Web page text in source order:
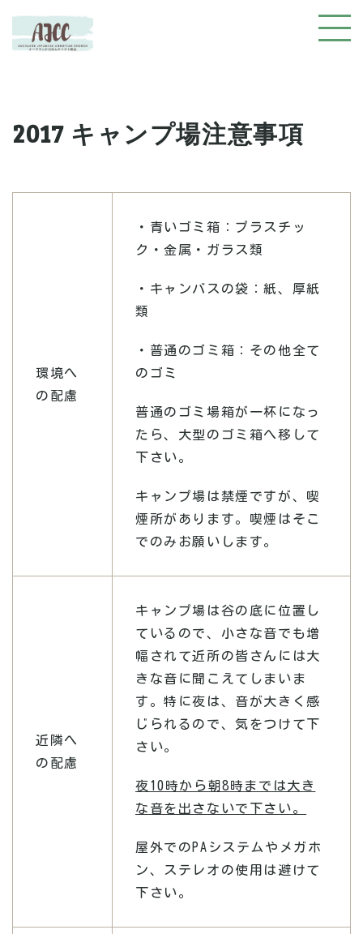
2017 キャンプ場注意事項
環境へ
の配慮
・青いゴミ箱：プラスチッ
ク・金属・ガラス類
・キャンバスの袋：紙、厚紙
類
・普通のゴミ箱：その他全て
のゴミ
普通のゴミ場箱が一杯になっ
たら、大型のゴミ箱へ移して
下さい。
キャンプ場は禁煙ですが、喫
煙所があります。喫煙はそこ
でのみお願いします。
近隣へ
の配慮
キャンプ場は谷の底に位置し
ているので、小さな音でも増
幅されて近所の皆さんには大
きな音に聞こえてしまいま
す。特に夜は、音が大きく感
じられるので、気をつけて下
さい。
夜10時から朝8時までは大き
な音を出さないで下さい。
屋外でのPAシステムやメガホ
ン、ステレオの使用は避けて
下さい。